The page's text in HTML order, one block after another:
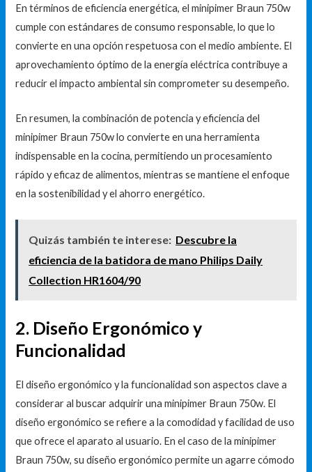
En términos de eficiencia energética, el minipimer Braun 750w
cumple con estándares de consumo responsable, lo que lo
convierte en una opción respetuosa con el medio ambiente. El
aprovechamiento óptimo de la energía eléctrica contribuye a
reducir el impacto ambiental sin comprometer su desempeño.
En resumen, la combinación de potencia y eficiencia del
minipimer Braun 750w lo convierte en una herramienta
indispensable en la cocina, permitiendo un procesamiento
rápido y eficaz de alimentos, mientras se mantiene el enfoque
en la sostenibilidad y el ahorro energético.
Quizás también te interese: Descubre la
eficiencia de la batidora de mano Philips Daily
Collection HR1604/90
2. Diseño Ergonómico y
Funcionalidad
El diseño ergonómico y la funcionalidad son aspectos clave a
considerar al buscar adquirir una minipimer Braun 750w. El
diseño ergonómico se refiere a la comodidad y facilidad de uso
que ofrece el aparato al usuario. En el caso de la minipimer
Braun 750w, su diseño ergonómico permite un agarre cómodo